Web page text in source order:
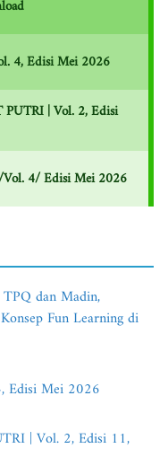
dan Madin,
Fun Learning di
Edisi Mei 2026
| Vol. 2, Edisi 11,